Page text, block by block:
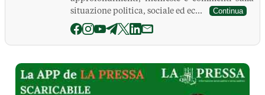
situazione politica, sociale ed ec...
Continua
La Pressa